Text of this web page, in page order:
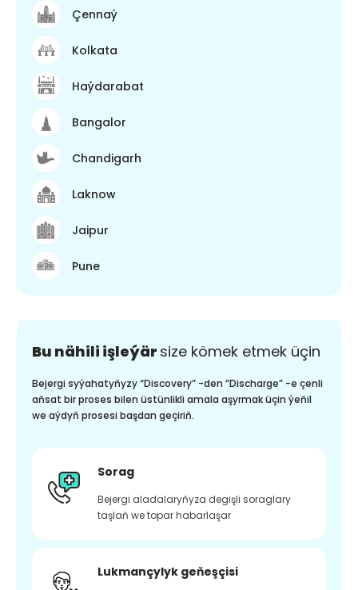
Çennaý
Kolkata
Haýdarabat
Bangalor
Chandigarh
Laknow
Jaipur
Pune
Bu nähili işleýär size kömek etmek üçin
Bejergi syýahatyňyzy “Discovery” -den “Discharge” -e çenli
aňsat bir proses bilen üstünlikli amala aşyrmak üçin ýeňil
we aýdyň prosesi başdan geçiriň.
Sorag
Bejergi aladalaryňyza degişli soraglary
taşlaň we topar habarlaşar
Lukmançylyk geňeşçisi